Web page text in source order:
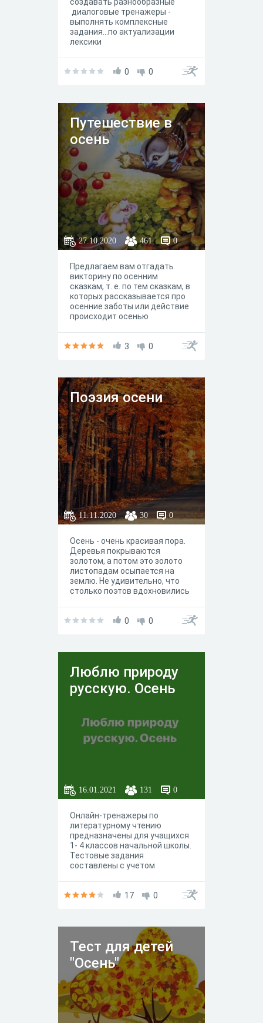
диалоговые тренажеры -
выполнять комплексные
задания...по актуализации
лексики
0 0
Путешествие в
осень
27.10.2020 461 0
Предлагаем вам отгадать
викторину по осенним
сказкам, т. е. по тем сказкам, в
которых рассказывается про
осенние заботы или действие
происходит осенью
3 0
Поэзия осени
11.11.2020 30 0
Осень - очень красивая пора.
Деревья покрываются
золотом, а потом это золото
листопадам осыпается на
землю. Не удивительно, что
столько поэтов вдохновились
0 0
Люблю природу
русскую. Осень
16.01.2021 131 0
Онлайн-тренажеры по
литературному чтению
предназначены для учащихся
1- 4 классов начальной школы.
Тестовые задания
составлены с учетом
образовательных стандартов
образование и литературное
развитие младших
школьников. Авторы-
составители: кандидат
педагогических наук, доцент
Казанского федерального
университета Камалова Лера
Ахтямовна; студенты кафедры
начального образования
Казанского федерального
17 0
Тест для детей
"Осень"